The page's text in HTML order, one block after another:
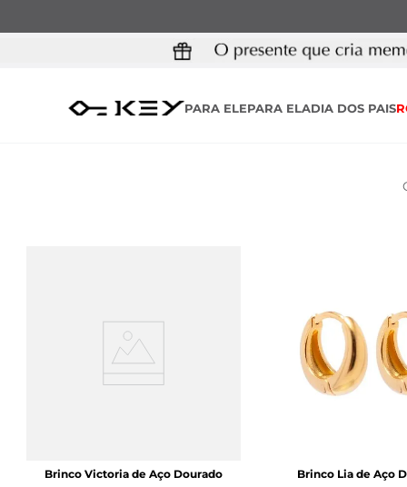
PARA ELEPARA ELADIA DOS PAIS
Brinco Victoria de Aço Dourado Brinco Lia de Aço